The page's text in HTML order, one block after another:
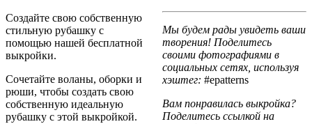
Создайте свою собственную
стильную рубашку с
помощью нашей бесплатной
выкройки.
Сочетайте воланы, оборки и
рюши, чтобы создать свою
собственную идеальную
рубашку с этой выкройкой.
Мы будем рады увидеть ваши
творения! Поделитесь
своими фотографиями в
социальных сетях, используя
хэштег: #epatterns
Вам понравилась выкройка?
Поделитесь ссылкой на